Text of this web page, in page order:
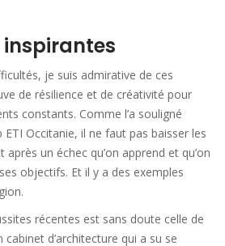
inspirantes
je suis admirative de ces
de résilience et de créativité pour
constants. Comme l’a souligné
ETI Occitanie, il ne faut pas baisser les
après un échec qu’on apprend et qu’on
objectifs. Et il y a des exemples
récentes est sans doute celle de
d’architecture qui a su se